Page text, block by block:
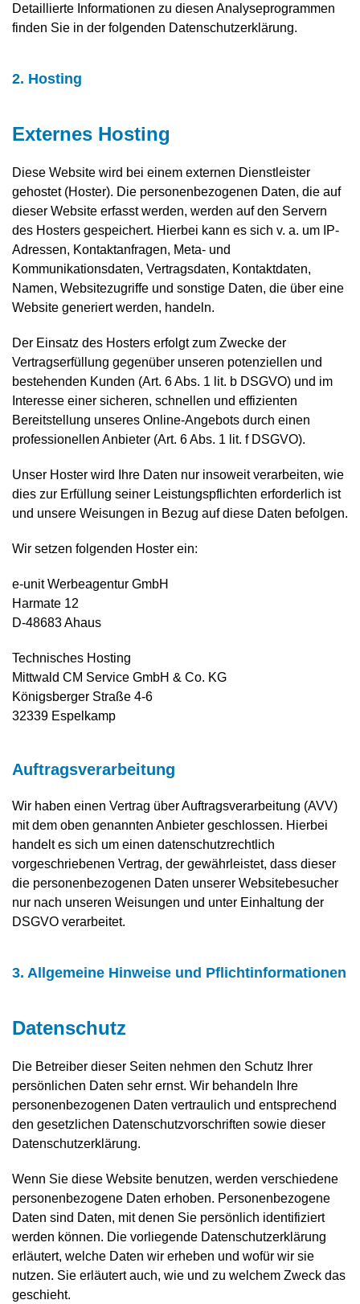
Detaillierte Informationen zu diesen Analyseprogrammen
finden Sie in der folgenden Datenschutzerklärung.
2. Hosting
Externes Hosting
Diese Website wird bei einem externen Dienstleister
gehostet (Hoster). Die personenbezogenen Daten, die auf
dieser Website erfasst werden, werden auf den Servern
des Hosters gespeichert. Hierbei kann es sich v. a. um IP-
Adressen, Kontaktanfragen, Meta- und
Kommunikationsdaten, Vertragsdaten, Kontaktdaten,
Namen, Websitezugriffe und sonstige Daten, die über eine
Website generiert werden, handeln.
Der Einsatz des Hosters erfolgt zum Zwecke der
Vertragserfüllung gegenüber unseren potenziellen und
bestehenden Kunden (Art. 6 Abs. 1 lit. b DSGVO) und im
Interesse einer sicheren, schnellen und effizienten
Bereitstellung unseres Online-Angebots durch einen
professionellen Anbieter (Art. 6 Abs. 1 lit. f DSGVO).
Unser Hoster wird Ihre Daten nur insoweit verarbeiten, wie
dies zur Erfüllung seiner Leistungspflichten erforderlich ist
und unsere Weisungen in Bezug auf diese Daten befolgen.
Wir setzen folgenden Hoster ein:
e-unit Werbeagentur GmbH
Harmate 12
D-48683 Ahaus
Technisches Hosting
Mittwald CM Service GmbH & Co. KG
Königsberger Straße 4-6
32339 Espelkamp
Auftragsverarbeitung
Wir haben einen Vertrag über Auftragsverarbeitung (AVV)
mit dem oben genannten Anbieter geschlossen. Hierbei
handelt es sich um einen datenschutzrechtlich
vorgeschriebenen Vertrag, der gewährleistet, dass dieser
die personenbezogenen Daten unserer Websitebesucher
nur nach unseren Weisungen und unter Einhaltung der
DSGVO verarbeitet.
3. Allgemeine Hinweise und Pflicht­informationen
Datenschutz
Die Betreiber dieser Seiten nehmen den Schutz Ihrer
persönlichen Daten sehr ernst. Wir behandeln Ihre
personenbezogenen Daten vertraulich und entsprechend
den gesetzlichen Datenschutzvorschriften sowie dieser
Datenschutzerklärung.
Wenn Sie diese Website benutzen, werden verschiedene
personenbezogene Daten erhoben. Personenbezogene
Daten sind Daten, mit denen Sie persönlich identifiziert
werden können. Die vorliegende Datenschutzerklärung
erläutert, welche Daten wir erheben und wofür wir sie
nutzen. Sie erläutert auch, wie und zu welchem Zweck das
geschieht.